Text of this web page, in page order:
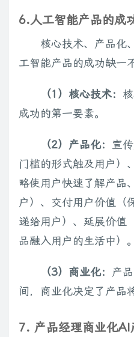
6.人工智能产品的成
核心技术、产品化
工智能产品的成功缺一
（1）核心技术：
成功的第一要素。
（2）产品化： 宣
门槛的形式触及用户）
略使用户快速了解产品
户）、交付用户价值（
递给用户）、延展价值
品融入用户的生活中）。
（3）商业化： 产
间，商业化决定了产品
7. 产品经理商业化AI